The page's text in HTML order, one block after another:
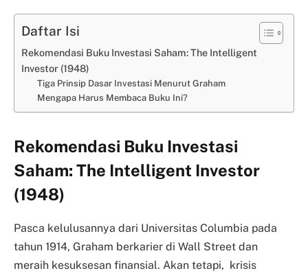
Daftar Isi
Rekomendasi Buku Investasi Saham: The Intelligent
Investor (1948)
Tiga Prinsip Dasar Investasi Menurut Graham
Mengapa Harus Membaca Buku Ini?
Rekomendasi Buku Investasi
Saham: The Intelligent Investor
(1948)
Pasca kelulusannya dari Universitas Columbia pada
tahun 1914, Graham berkarier di Wall Street dan
meraih kesuksesan finansial. Akan tetapi, krisis